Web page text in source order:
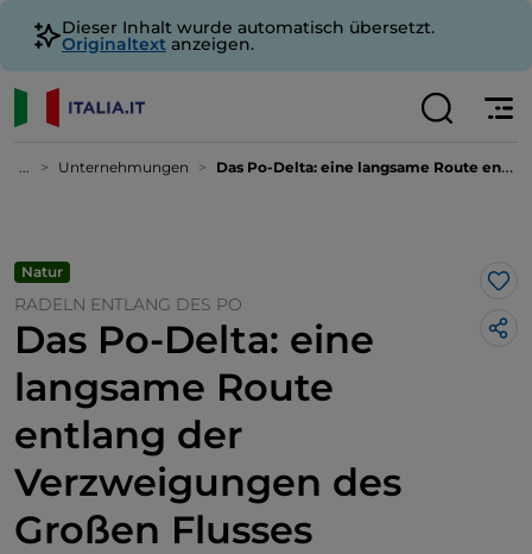
Dieser Inhalt wurde automatisch übersetzt.
Originaltext anzeigen.
... Unternehmungen Das Po-Delta: eine langsame Route entlang der Verzweigungen des Großen Flusses
Natur
RADELN ENTLANG DES PO
Das Po-Delta: eine
langsame Route
entlang der
Verzweigungen des
Großen Flusses